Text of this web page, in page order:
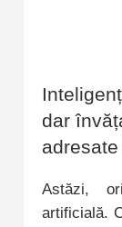
dar
Astăzi,
artificială.